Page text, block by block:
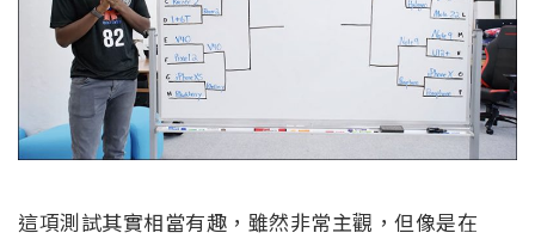
這項測試其實相當有趣，雖然非常主觀，但像是在